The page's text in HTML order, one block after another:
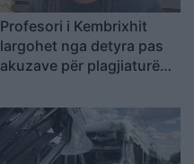
Profesori i Kembrixhit
largohet nga detyra pas
akuzave për plagjiaturë